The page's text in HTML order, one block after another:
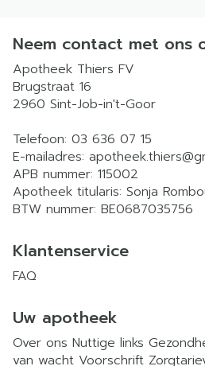
Neem contact met ons
Apotheek Thiers FV
Brugstraat 16
2960 Sint-Job-in't-Goor
Telefoon: 03 636 07 15
E-mailadres: apotheek.thiers@
APB nummer: 115002
Apotheek titularis: Sonja
BTW nummer: BE0687035756
Klantenservice
FAQ
Uw apotheek
Over ons Nuttige links
van wacht Voorschrift